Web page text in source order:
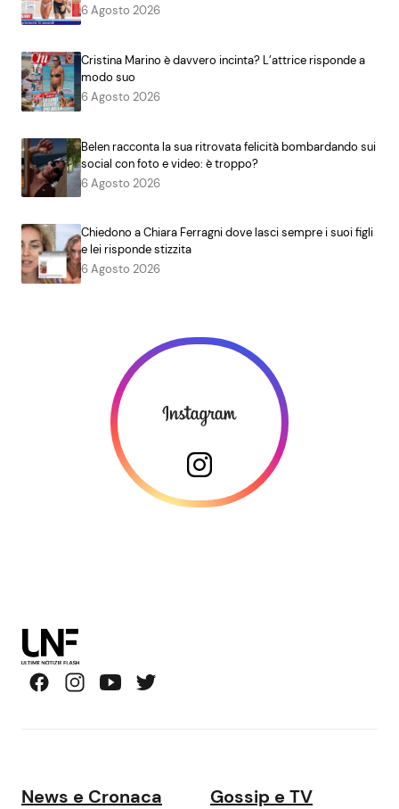
6 Agosto 2026
Cristina Marino è davvero incinta? L’attrice risponde a
modo suo
6 Agosto 2026
Belen racconta la sua ritrovata felicità bombardando sui
social con foto e video: è troppo?
6 Agosto 2026
Chiedono a Chiara Ferragni dove lasci sempre i suoi figli
e lei risponde stizzita
6 Agosto 2026
News e Cronaca Gossip e TV